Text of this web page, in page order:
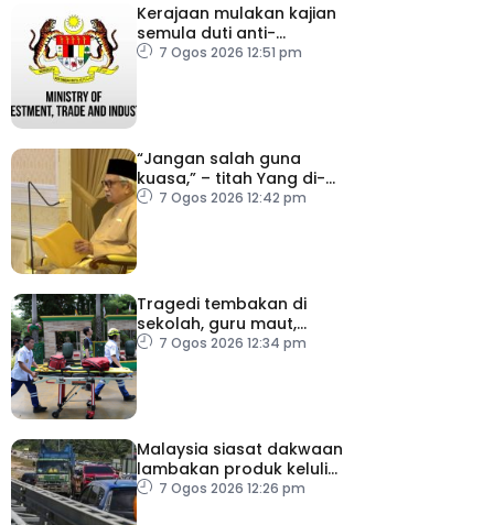
Kerajaan mulakan kajian
semula duti anti-
lambakan import
7 Ogos 2026 12:51 pm
“Jangan salah guna
kuasa,” – titah Yang di-
Pertuan Besar Negeri
7 Ogos 2026 12:42 pm
Tragedi tembakan di
sekolah, guru maut,
pelajar bunuh diri
7 Ogos 2026 12:34 pm
Malaysia siasat dakwaan
lambakan produk keluli
dari China, Taiwan dan
7 Ogos 2026 12:26 pm